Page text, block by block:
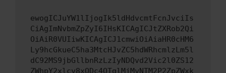
ewogICJuYW1lIjogIk5ldHdvcmtFcnJvciIs
CiAgImNvbmZpZyI6IHsKICAgICJtZXRob2Qi
OiAiR0VUIiwKICAgICJ1cmwiOiAiaHR0cHM6
Ly9hcGkueC5ha3MtcHJvZC5hdWRhcmlzLm5l
dC92MS9jbGllbnRzLzIyNDQvd2Vic2l0ZS12
ZWhpY2xlcy8xODc4OTglMjMyNTM2P2ZpZWxk